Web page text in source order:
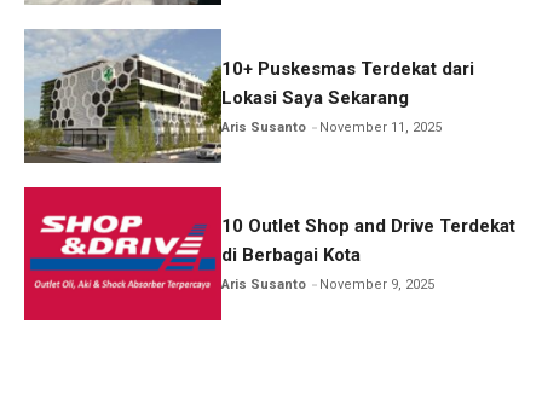
10+ Puskesmas Terdekat dari
Lokasi Saya Sekarang
Aris Susanto November 11, 2025
10 Outlet Shop and Drive Terdekat
di Berbagai Kota
Aris Susanto November 9, 2025